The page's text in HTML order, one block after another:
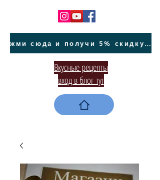
жми сюда и получи 5% скидку на покупку авто на Кипре и автообслуживание
Вкусные рецепты
вход в блог тут